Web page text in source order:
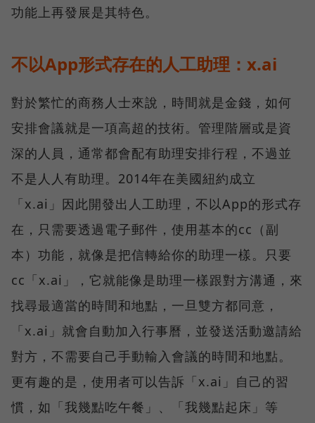
功能上再發展是其特色。
不以App形式存在的人工助理：x.ai
對於繁忙的商務人士來說，時間就是金錢，如何
安排會議就是一項高超的技術。管理階層或是資
深的人員，通常都會配有助理安排行程，不過並
不是人人有助理。2014年在美國紐約成立
「x.ai」因此開發出人工助理，不以App的形式存
在，只需要透過電子郵件，使用基本的cc（副
本）功能，就像是把信轉給你的助理一樣。只要
cc「x.ai」，它就能像是助理一樣跟對方溝通，來
找尋最適當的時間和地點，一旦雙方都同意，
「x.ai」就會自動加入行事曆，並發送活動邀請給
對方，不需要自己手動輸入會議的時間和地點。
更有趣的是，使用者可以告訴「x.ai」自己的習
慣，如「我幾點吃午餐」、「我幾點起床」等